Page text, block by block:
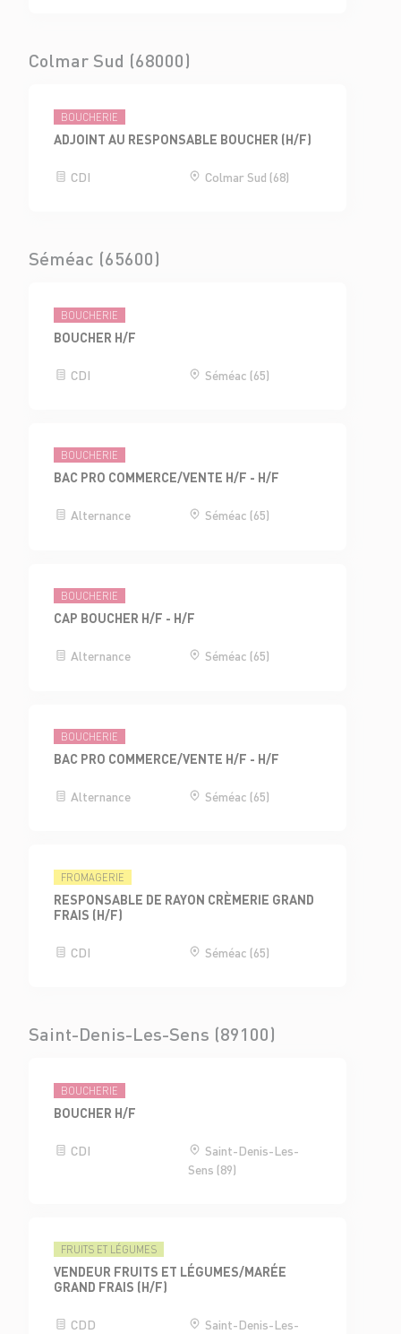
Colmar Sud (68000)
BOUCHERIE
ADJOINT AU RESPONSABLE BOUCHER (H/F)
CDI Colmar Sud (68)
Séméac (65600)
BOUCHERIE
BOUCHER H/F
CDI Séméac (65)
BOUCHERIE
BAC PRO COMMERCE/VENTE H/F - H/F
Alternance Séméac (65)
BOUCHERIE
CAP BOUCHER H/F - H/F
Alternance Séméac (65)
BOUCHERIE
BAC PRO COMMERCE/VENTE H/F - H/F
Alternance Séméac (65)
FROMAGERIE
RESPONSABLE DE RAYON CRÈMERIE GRAND
FRAIS (H/F)
CDI Séméac (65)
Saint-Denis-Les-Sens (89100)
BOUCHERIE
BOUCHER H/F
CDI
Saint-Denis-Les-
Sens (89)
FRUITS ET LÉGUMES
VENDEUR FRUITS ET LÉGUMES/MARÉE
GRAND FRAIS (H/F)
CDD Saint-Denis-Les-